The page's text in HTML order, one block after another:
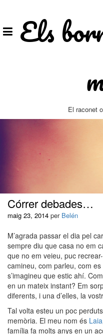
contingutEls
El raconet
Córrer debades…
maig 23, 2014 per Belén
M’agrada passar el dia pel
sempre diu que casa no em
que no em veieu, puc
camineu, com parleu, com
s’imagineu que estic ahí.
en un mateix instant? Em
diferents, i una d’elles, la
Tal volta esteu un poc
memòria. El meu nom és Laia
família fa molts anys en un